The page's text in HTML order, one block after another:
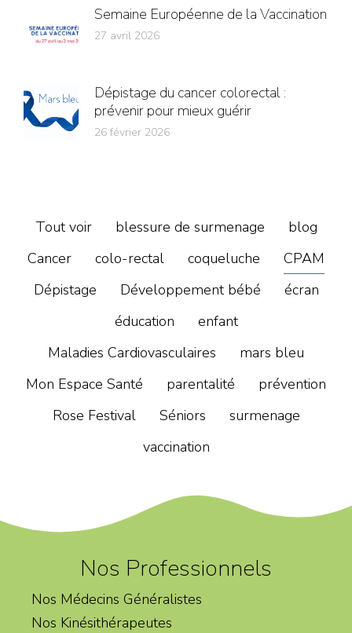
Semaine Européenne de la Vaccination
27 avril 2026
Dépistage du cancer colorectal :
prévenir pour mieux guérir
26 février 2026
Tout voir blessure de surmenage
blog
Cancer
colo-rectal coqueluche
CPAM
Dépistage
Développement bébé
écran
éducation
enfant
Maladies Cardiovasculaires
mars bleu
Mon Espace Santé
parentalité
prévention
Rose Festival
Séniors
surmenage
vaccination
Nos Professionnels
Nos Médecins Généralistes
Nos Kinésithérapeutes